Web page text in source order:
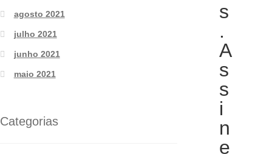
agosto 2021
julho 2021
junho 2021
maio 2021
Categorias
s
.
A
s
s
i
n
e